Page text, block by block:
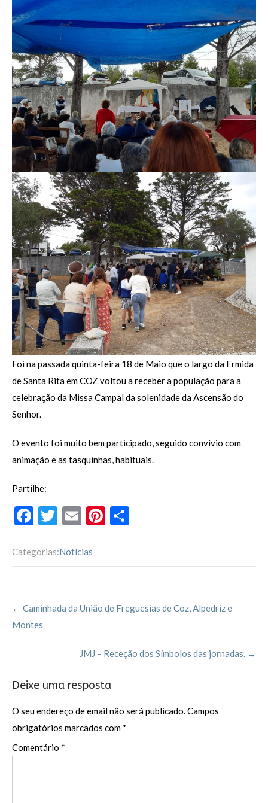
Foi na passada quinta-feira 18 de Maio que o largo da Ermida
de Santa Rita em COZ voltou a receber a população para a
celebração da Missa Campal da solenidade da Ascensão do
Senhor.
O evento foi muito bem participado, seguido convívio com
animação e as tasquinhas, habituais.
Partilhe:
F
e
o
k
T
itt
E
ai
Pi
Categorias:Notícias
navigation
← Caminhada da União de Freguesias de Coz, Alpedriz e
Montes
JMJ – Receção dos Símbolos das jornadas. →
Deixe uma resposta
O seu endereço de email não será publicado.Campos
obrigatórios marcados com *
Comentário *